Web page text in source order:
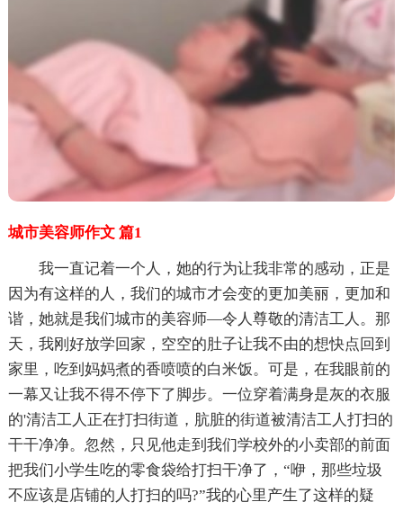
城市美容师作文 篇1
我一直记着一个人，她的行为让我非常的感动，正是
因为有这样的人，我们的城市才会变的更加美丽，更加和
谐，她就是我们城市的美容师—令人尊敬的清洁工人。那
天，我刚好放学回家，空空的肚子让我不由的想快点回到
家里，吃到妈妈煮的香喷喷的白米饭。可是，在我眼前的
一幕又让我不得不停下了脚步。一位穿着满身是灰的衣服
的'清洁工人正在打扫街道，肮脏的街道被清洁工人打扫的
干干净净。忽然，只见他走到我们学校外的小卖部的前面
把我们小学生吃的零食袋给打扫干净了，“咿，那些垃圾
不应该是店铺的人打扫的吗?”我的心里产生了这样的疑